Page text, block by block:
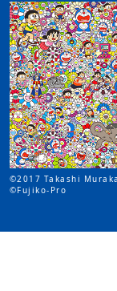
©2017 Takashi
©Fujiko-Pro